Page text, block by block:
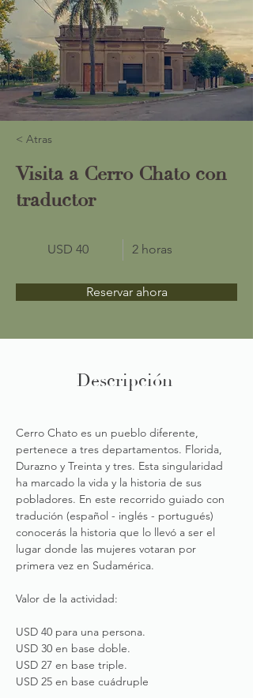
< Atras
Visita a Cerro Chato con
traductor
USD 40 2 horas
Reservar ahora
Descripción
Cerro Chato es un pueblo diferente,
pertenece a tres departamentos. Florida,
Durazno y Treinta y tres. Esta singularidad
ha marcado la vida y la historia de sus
pobladores. En este recorrido guiado con
tradución (español - inglés - portugués)
conocerás la historia que lo llevó a ser el
lugar donde las mujeres votaran por
primera vez en Sudamérica.
Valor de la actividad:
USD 40 para una persona.
USD 30 en base doble.
USD 27 en base triple.
USD 25 en base cuádruple